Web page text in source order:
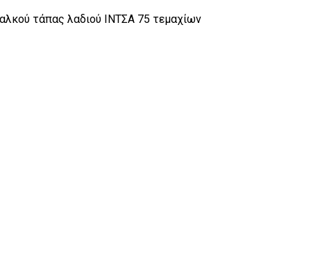
τάπας λαδιού ΙΝΤΣΑ 75 τεμαχίων